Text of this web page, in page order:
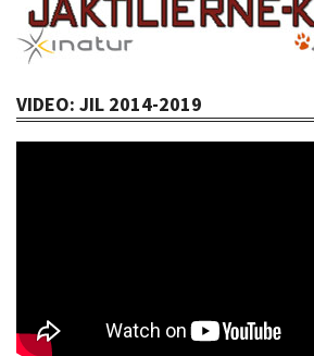
VIDEO: JIL 2014-2019